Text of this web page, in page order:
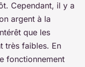
Cependant, il y a
argent à la
que les
très faibles. En
fonctionnement